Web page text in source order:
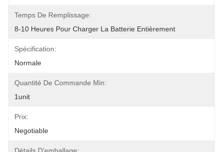
Temps De Remplissage:
8-10 Heures Pour Charger La Batterie Entièrement
Spécification:
Normale
Quantité De Commande Min:
1unit
Prix:
Negotiable